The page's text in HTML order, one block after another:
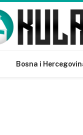
Bosna i